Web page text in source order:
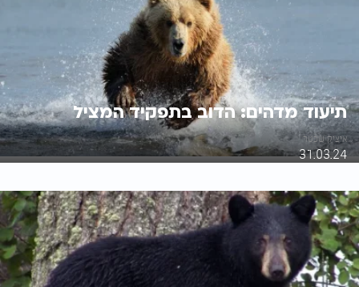
תיעוד מדהים: הדוב בתפקיד המציל
איציק שכטר
31.03.24